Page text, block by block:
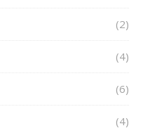
(2)
(4)
(6)
(4)